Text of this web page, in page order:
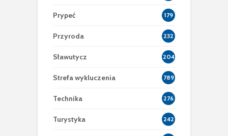
Prypeć 179
Przyroda 232
Sławutycz 204
Strefa wykluczenia 789
Technika 276
Turystyka 242